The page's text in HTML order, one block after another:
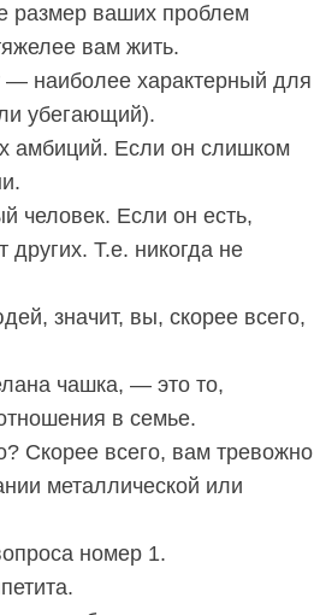
размер ваших проблем
вам жить.
— наиболее характерный для
убегающий).
амбиций. Если он слишком
человек. Если он есть,
других. Т.е. никогда не
значит, вы, скорее всего,
чашка, — это то,
в семье.
Скорее всего, вам тревожно
металлической или
номер 1.